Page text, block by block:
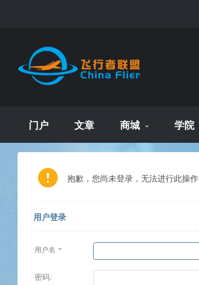
门户 文章 商城 学院
抱歉，您尚未登录，无法进行此操作
用户登录
用户名
密码: